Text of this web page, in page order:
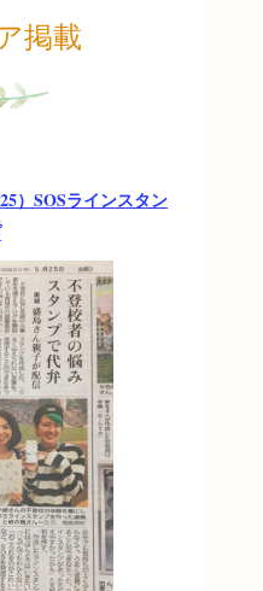
掲載
）SOSラインスタン